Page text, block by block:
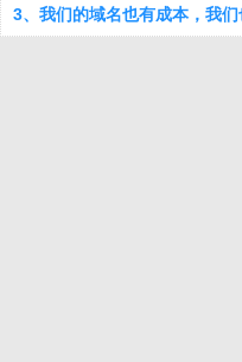
3、我们的域名也有成本，我